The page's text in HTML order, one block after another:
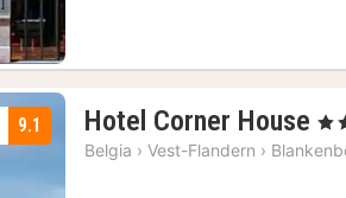
9.1 Hotel Corner House 1
, 3
Belgia › Vest-Flandern ›